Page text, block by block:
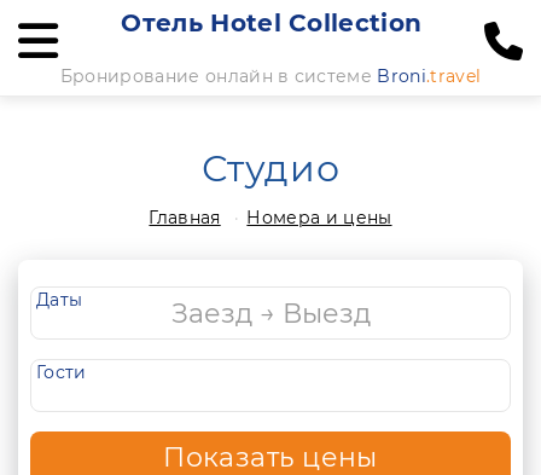
Отель Hotel Collection
Бронирование онлайн в системе Broni.travel
Студио
Главная Номера и цены
Даты
Гости
Показать цены